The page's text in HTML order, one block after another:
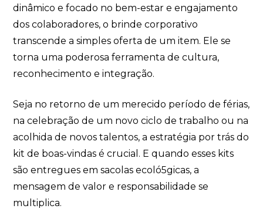
dinâmico e focado no bem-estar e engajamento
dos colaboradores, o brinde corporativo
transcende a simples oferta de um item. Ele se
torna uma poderosa ferramenta de cultura,
reconhecimento e integração.
Seja no retorno de um merecido período de férias,
na celebração de um novo ciclo de trabalho ou na
acolhida de novos talentos, a estratégia por trás do
kit de boas-vindas é crucial. E quando esses kits
são entregues em sacolas ecoló5gicas, a
mensagem de valor e responsabilidade se
multiplica.